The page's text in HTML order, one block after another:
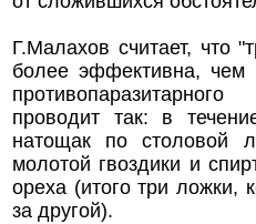
Г.Малахов считает, что
более эффективна,
проводит так: в
натощак по столовой
молотой гвоздики и
ореха (итого три ложки,
за другой).